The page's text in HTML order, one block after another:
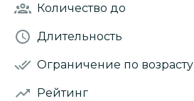
Количество до
Длительность
Ограничение по возрасту
Рейтинг